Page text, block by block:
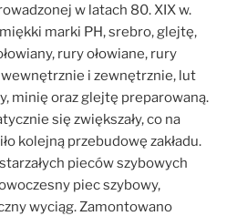
w latach 80. XIX w.
marki PH, srebro, glejtę,
rury ołowiane, rury
i zewnętrznie, lut
minię oraz glejtę preparowaną.
się zwiększały, co na
kolejną przebudowę zakładu.
pieców szybowych
piec szybowy,
wyciąg. Zamontowano